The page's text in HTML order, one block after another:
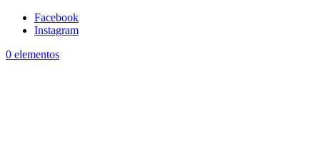
Facebook
Instagram
0 elementos